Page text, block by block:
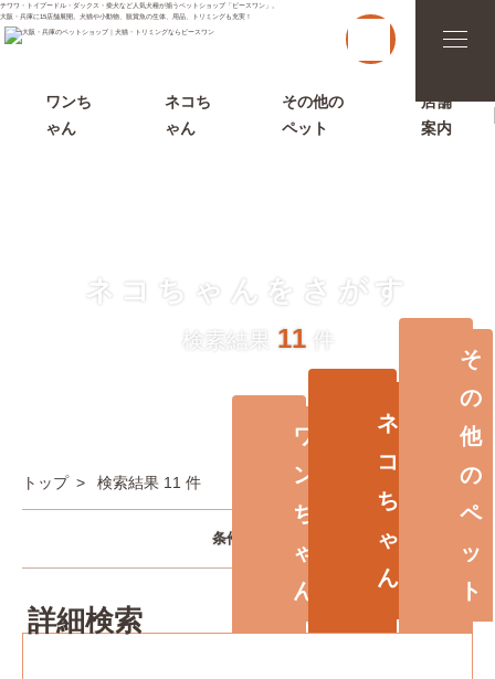
チワワ・トイプードル・ダックス・柴犬など人気犬種が揃うペットショップ「ピースワン」。
大阪・兵庫に15店舗展開。犬猫や小動物、観賞魚の生体、用品、トリミングも充実！
t
o
l
ワンち
ゃん
ネコち
ゃん
その他の
ペット
店舗
案内
ネコちゃんをさがす
検索結果 11件
トップ 検索結果 11 件
条件で探す
詳細検索
ワ
ン
ち
ゃ
ん
ネ
コ
ち
ゃ
ん
そ
の
他
の
ペ
ッ
ト